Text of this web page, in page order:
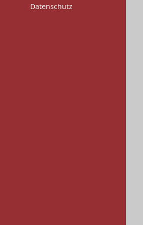
Datenschutz